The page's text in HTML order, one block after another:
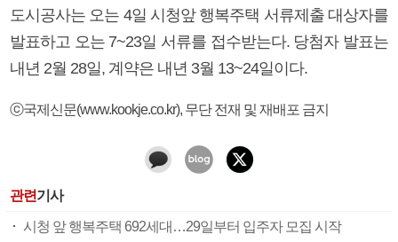
도시공사는 오는 4일 시청앞 행복주택 서류제출 대상자를
발표하고 오는 7~23일 서류를 접수받는다. 당첨자 발표는
내년 2월 28일, 계약은 내년 3월 13~24일이다.
ⓒ국제신문(www.kookje.co.kr), 무단 전재 및 재배포 금지
관련기사
시청 앞 행복주택 692세대…29일부터 입주자 모집 시작